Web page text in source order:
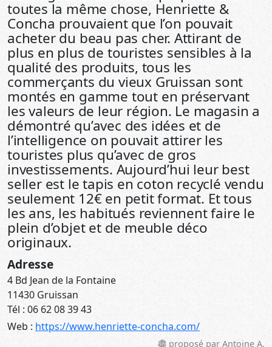
toutes la même chose, Henriette &
Concha prouvaient que l’on pouvait
acheter du beau pas cher. Attirant de
plus en plus de touristes sensibles à la
qualité des produits, tous les
commerçants du vieux Gruissan sont
montés en gamme tout en préservant
les valeurs de leur région. Le magasin a
démontré qu’avec des idées et de
l’intelligence on pouvait attirer les
touristes plus qu’avec de gros
investissements. Aujourd’hui leur best
seller est le tapis en coton recyclé vendu
seulement 12€ en petit format. Et tous
les ans, les habitués reviennent faire le
plein d’objet et de meuble déco
originaux.
Adresse
4 Bd Jean de la Fontaine
11430 Gruissan
Tél : 06 62 08 39 43
Web : https://www.henriette-concha.com/
proposé par Antoine A.